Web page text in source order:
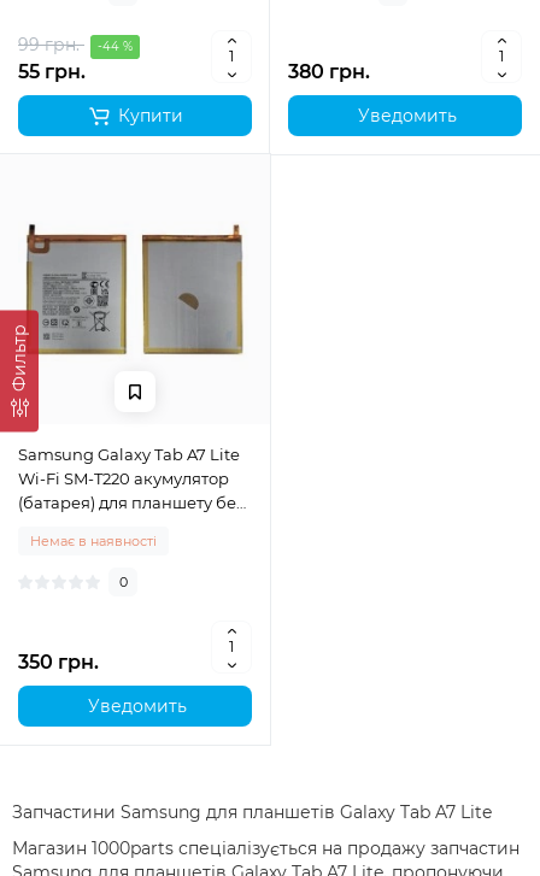
Фильтр
99 грн. -44 %
55 грн.
Купити
380 грн.
Уведомить
Samsung Galaxy Tab A7 Lite
Wi-Fi SM-T220 акумулятор
(батарея) для планшету без
Немає в наявності
0
350 грн.
Уведомить
Запчастини Samsung для планшетів Galaxy Tab A7 Lite
Магазин 1000parts спеціалізується на продажу запчастин